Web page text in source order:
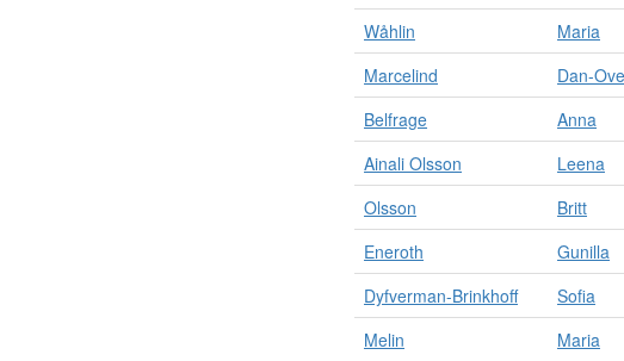
Wåhlin
Maria
Marcelind
Dan-Ove
Belfrage
Anna
Ainali Olsson
Leena
Olsson
Britt
Eneroth
Gunilla
Dyfverman-Brinkhoff
Sofia
Melin
Maria